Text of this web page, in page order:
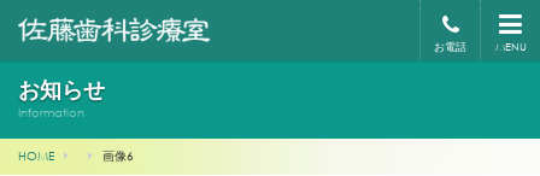
MENU
お電話
お知らせ
Information
HOME 画像6